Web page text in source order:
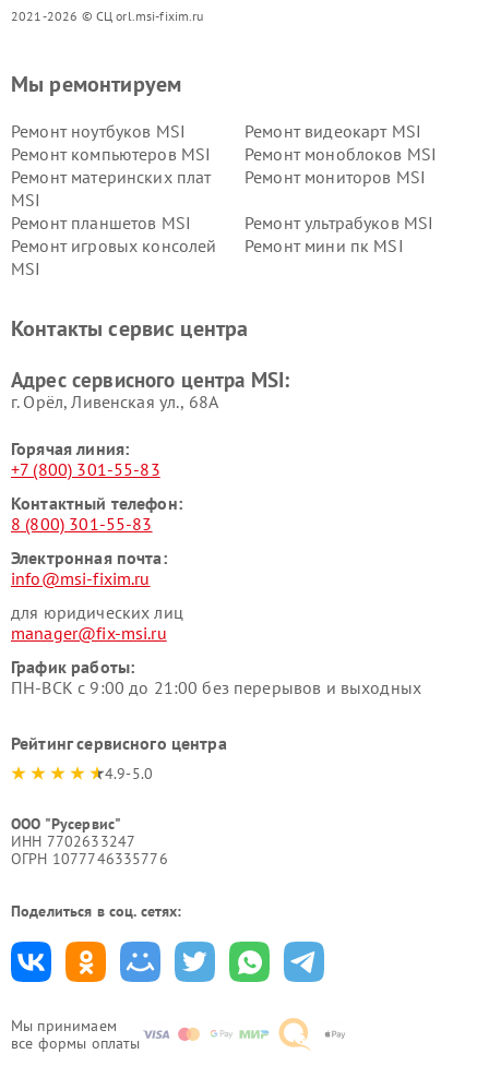
2021-2026 © СЦ orl.msi-fixim.ru
Мы принимаем
все формы оплаты
Мы ремонтируем
Ремонт ноутбуков MSI
Ремонт видеокарт MSI
Ремонт компьютеров MSI
Ремонт моноблоков MSI
Ремонт материнских плат
MSI
Ремонт мониторов MSI
Ремонт планшетов MSI
Ремонт ультрабуков MSI
Ремонт игровых консолей
MSI
Ремонт мини пк MSI
Контакты сервис центра
Адрес сервисного центра MSI:
г. Орёл, Ливенская ул., 68А
Горячая линия:
+7 (800) 301-55-83
Контактный телефон:
8 (800) 301-55-83
Электронная почта:
info@msi-fixim.ru
для юридических лиц
manager@fix-msi.ru
График работы:
ПН-ВСК с 9:00 до 21:00 без перерывов и выходных
Рейтинг сервисного центра
4.9-5.0
ООО "Русервис"
ИНН 7702633247
ОГРН 1077746335776
Поделиться в соц. сетях: